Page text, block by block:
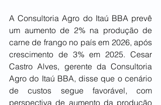
A Consultoria Agro do Itaú BBA prevê
um aumento de 2% na produção de
carne de frango no país em 2026, após
crescimento de 3% em 2025. Cesar
Castro Alves, gerente da Consultoria
Agro do Itaú BBA, disse que o cenário
de custos segue favorável, com
perspectiva de aumento da produção